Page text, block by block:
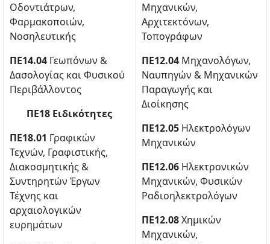
Οδοντιάτρων,
Φαρμακοποιών,
Νοσηλευτικής
ΠΕ14.04 Γεωπόνων &
Δασολογίας και Φυσικού
Περιβάλλοντος
ΠΕ18 Ειδικότητες
ΠΕ18.01 Γραφικών
Τεχνών, Γραφιστικής,
Διακοσμητικής &
Συντηρητών Έργων
Τέχνης και
αρχαιολογικών
ευρημάτων
Μηχανικών,
Αρχιτεκτόνων,
Τοπογράφων
ΠΕ12.04 Μηχανολόγων,
Ναυπηγών & Μηχανικών
Παραγωγής και
Διοίκησης
ΠΕ12.05 Ηλεκτρολόγων
Μηχανικών
ΠΕ12.06 Ηλεκτρονικών
Μηχανικών, Φυσικών
Ραδιοηλεκτρολόγων
ΠΕ12.08Χημικών
Μηχανικών,